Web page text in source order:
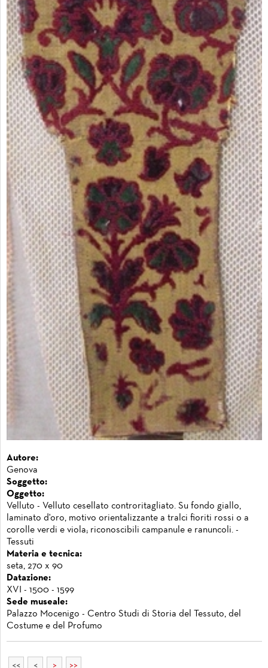
Autore:
Genova
Soggetto:
Oggetto:
Velluto - Velluto cesellato controritagliato. Su fondo giallo,
laminato d'oro, motivo orientalizzante a tralci fioriti rossi o a
corolle verdi e viola; riconoscibili campanule e ranuncoli. -
Tessuti
Materia e tecnica:
seta, 270 x 90
Datazione:
XVI - 1500 - 1599
Sede museale:
Palazzo Mocenigo - Centro Studi di Storia del Tessuto, del
Costume e del Profumo
<< < > >>